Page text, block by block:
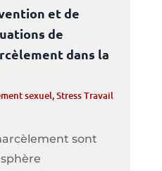
et de
de
dans la
sexuel,Stress Travail
sont